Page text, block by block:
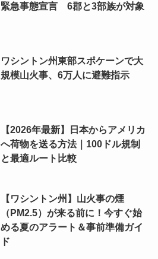
緊急事態宣言 6郡と3部族が対象
ワシントン州東部スポケーンで大
規模山火事、6万人に避難指示
【2026年最新】日本からアメリカ
へ荷物を送る方法｜100ドル規制
と最適ルート比較
【ワシントン州】山火事の煙
（PM2.5）が来る前に！今すぐ始
める夏のアラート＆事前準備ガイ
ド